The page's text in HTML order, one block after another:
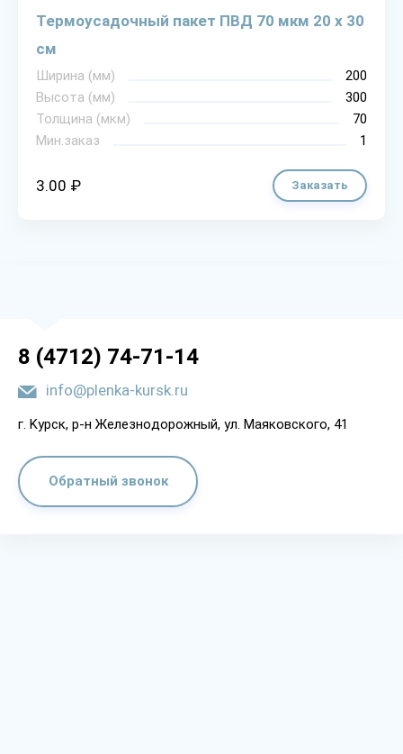
Термоусадочный пакет ПВД 70 мкм 20 х 30
см
Ширина (мм)
200
Высота (мм)
300
Толщина (мкм)
70
Мин.заказ
1
3.00 ₽ Заказать
8 (4712) 74-71-14
info@plenka-kursk.ru
г. Kypcк, p-н Жeлeзнoдopoжный, yл. Мaякoвcкoгo, 41
Обратный звонок